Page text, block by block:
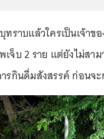
ราบแล้วใครเป็นเจ้าขอ
จ็บ 2 ราย แต่ยังไม่สา
รกินดื่มสังสรรค์ ก่อนจ